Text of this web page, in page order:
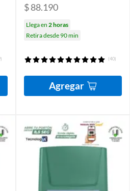
$ 88.190
Llega en 2 horas
Retira desde 90 min
(40)
Agregar